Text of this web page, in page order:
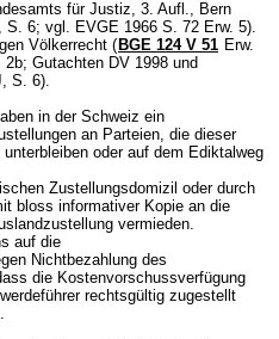
für Justiz, 3. Aufl., Bern
6; vgl. EVGE 1966 S. 72 Erw. 5).
Völkerrecht ( BGE 124 V 51 Erw.
Gutachten DV 1998 und
S. 6).
in der Schweiz ein
an Parteien, die dieser
oder auf dem Ediktalweg
Zustellungsdomizil oder durch
bloss informativer Kopie an die
vermieden.
auf die
Nichtbezahlung des
die Kostenvorschussverfügung
rechtsgültig zugestellt